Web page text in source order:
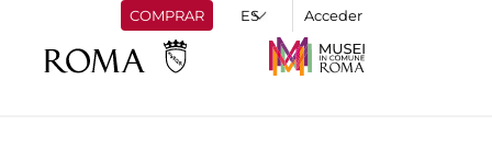
COMPRAR Acceder